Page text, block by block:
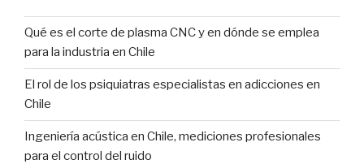
Qué es el corte de plasma CNC y en dónde se emplea
para la industria en Chile
El rol de los psiquiatras especialistas en adicciones en
Chile
Ingeniería acústica en Chile, mediciones profesionales
para el control del ruido